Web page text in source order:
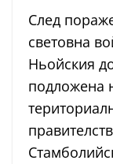
След
световна
Ньойския
подложена